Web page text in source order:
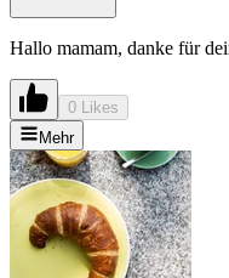
Hallo mamam, danke für
0 Likes
Mehr